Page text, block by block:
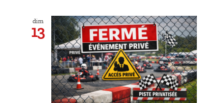
dim
13